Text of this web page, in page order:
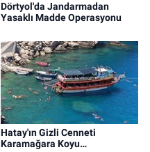
Dörtyol'da Jandarmadan
Yasaklı Madde Operasyonu
Hatay'ın Gizli Cenneti
Karamağara Koyu…